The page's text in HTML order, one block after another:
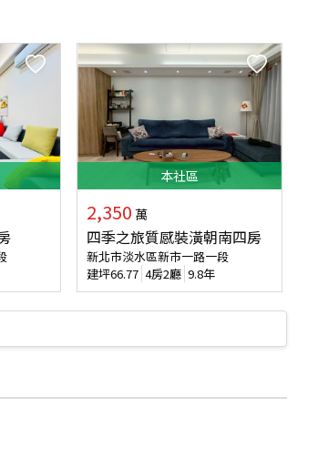
本社區
2,350 萬
四季之旅質感裝潢朝南四房
新北市淡水區新市一路一段
建坪66.77 4房2廳 9.8年